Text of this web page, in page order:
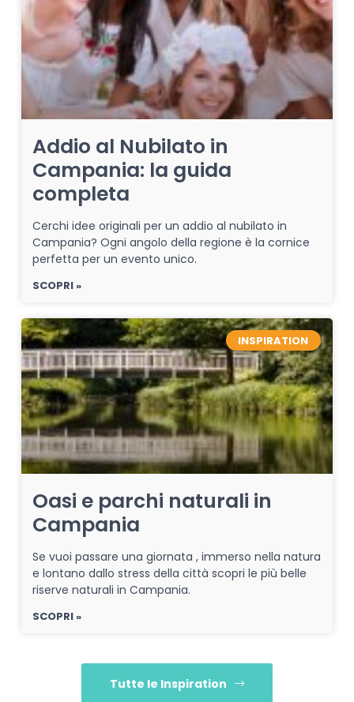
Addio al Nubilato in
Campania: la guida
completa
Cerchi idee originali per un addio al nubilato in
Campania? Ogni angolo della regione è la cornice
perfetta per un evento unico.
SCOPRI »
INSPIRATION
Oasi e parchi naturali in
Campania
Se vuoi passare una giornata , immerso nella natura
e lontano dallo stress della città scopri le più belle
riserve naturali in Campania.
SCOPRI »
Tutte le Inspiration